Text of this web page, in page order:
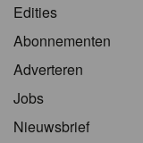
Edities
Abonnementen
Adverteren
Jobs
Nieuwsbrief